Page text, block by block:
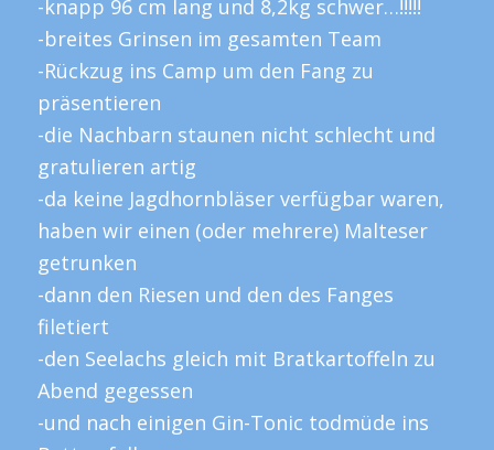
-knapp 96 cm lang und 8,2kg schwer…!!!!!
-breites Grinsen im gesamten Team
-Rückzug ins Camp um den Fang zu
präsentieren
-die Nachbarn staunen nicht schlecht und
gratulieren artig
-da keine Jagdhornbläser verfügbar waren,
haben wir einen (oder mehrere) Malteser
getrunken
-dann den Riesen und den des Fanges
filetiert
-den Seelachs gleich mit Bratkartoffeln zu
Abend gegessen
-und nach einigen Gin-Tonic todmüde ins